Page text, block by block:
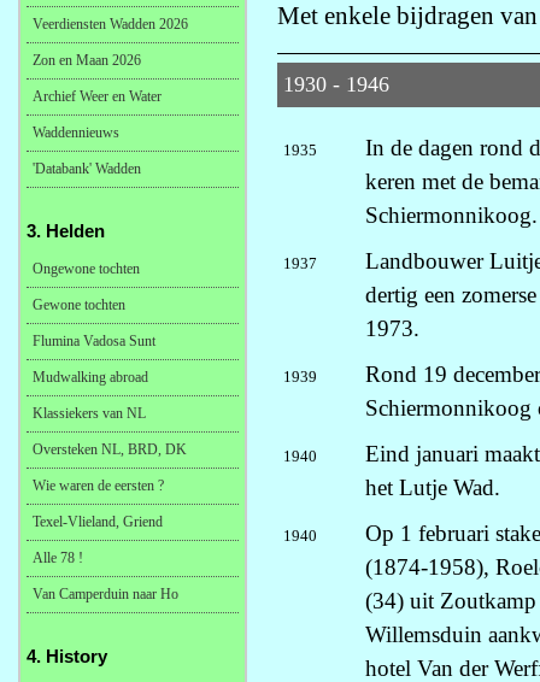
Met enkele bijdragen
1930 - 1946
1935
In de dagen rond
keren met de
Schiermonnikoog.
1937
Landbouwer
dertig een
1973.
1939
Rond 19
Schiermonnikoog
1940
Eind januari
het Lutje Wad.
1940
Op 1 februari
(1874-1958),
(34) uit Zoutkamp
Willemsduin
hotel Van der
Veerdiensten Wadden 2026
Zon en Maan 2026
Archief Weer en Water
Waddennieuws
'Databank' Wadden
3. Helden
Ongewone tochten
Gewone tochten
Flumina Vadosa Sunt
Mudwalking abroad
Klassiekers van NL
Oversteken NL, BRD, DK
Wie waren de eersten ?
Texel-Vlieland, Griend
Alle 78 !
Van Camperduin naar Ho
4. History